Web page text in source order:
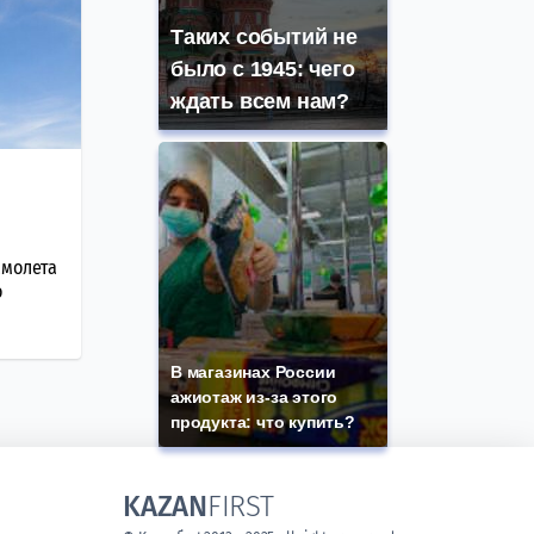
Таких событий не
было с 1945: чего
ждать всем нам?
В магазинах России
ажиотаж из-за этого
продукта: что купить?
KAZANFIRST